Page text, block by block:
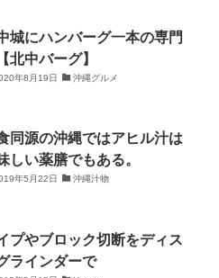
城にハンバーグ一本の専門
北中バーグ】
年8月19日 沖縄グルメ
同源の沖縄ではアヒル汁は
しい薬膳でもある。
年5月22日 沖縄汁物
プやブロック切断をディス
ラインダーで